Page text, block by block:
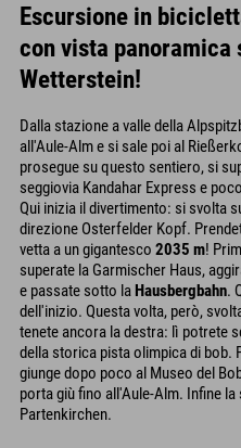
Escursione in
con vista panoramica
Wetterstein!
Dalla stazione a valle della
all'Aule-Alm e si sale poi al
prosegue su questo sentiero, si
seggiovia Kandahar Express e
Qui inizia il divertimento: si svolta
direzione Osterfelder Kopf.
vetta a un gigantesco 2035 m!
superate la Garmischer Haus,
e passate sotto laHausbergbahn.
dell'inizio. Questa volta, però,
tenete ancora la destra: lì potrete
della storica pista olimpica di bob.
giunge dopo poco al Museo del
porta giù fino all'Aule-Alm. Infine
Partenkirchen.